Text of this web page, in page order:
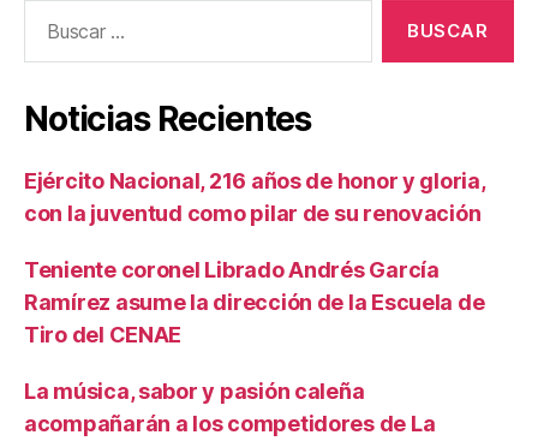
Noticias Recientes
Ejército Nacional, 216 años de honor y gloria,
con la juventud como pilar de su renovación
Teniente coronel Librado Andrés García
Ramírez asume la dirección de la Escuela de
Tiro del CENAE
La música, sabor y pasión caleña
acompañarán a los competidores de La